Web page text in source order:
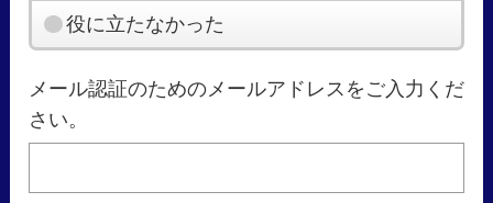
役に立たなかった
メール認証のためのメールアドレスをご入力くだ
さい。